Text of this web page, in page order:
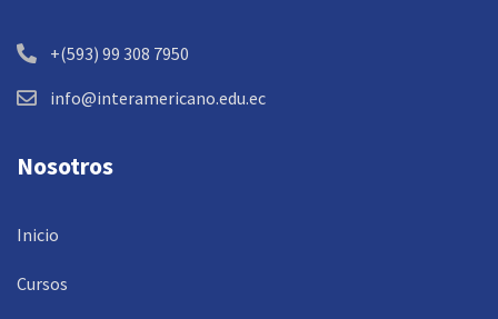
+(593) 99 308 7950
info@interamericano.edu.ec
Nosotros
Inicio
Cursos